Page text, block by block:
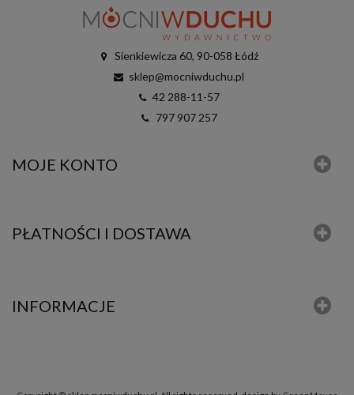
Sienkiewicza 60, 90-058 Łódź
sklep@mocniwduchu.pl
42 288-11-57
797 907 257
MOJE KONTO
PŁATNOŚCI I DOSTAWA
INFORMACJE